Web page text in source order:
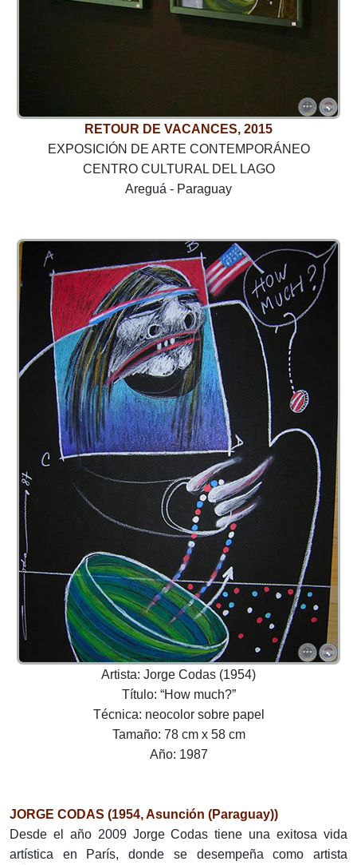
RETOUR DE VACANCES, 2015
EXPOSICIÓN DE ARTE CONTEMPORÁNEO
CENTRO CULTURAL DEL LAGO
Areguá - Paraguay
Artista: Jorge Codas (1954)
Título: “How much?”
Técnica: neocolor sobre papel
Tamaño: 78 cm x 58 cm
Año: 1987
JORGE CODAS (1954, Asunción (Paraguay))
Desde el año 2009 Jorge Codas tiene una exitosa vida
artística en París, donde se desempeña como artista